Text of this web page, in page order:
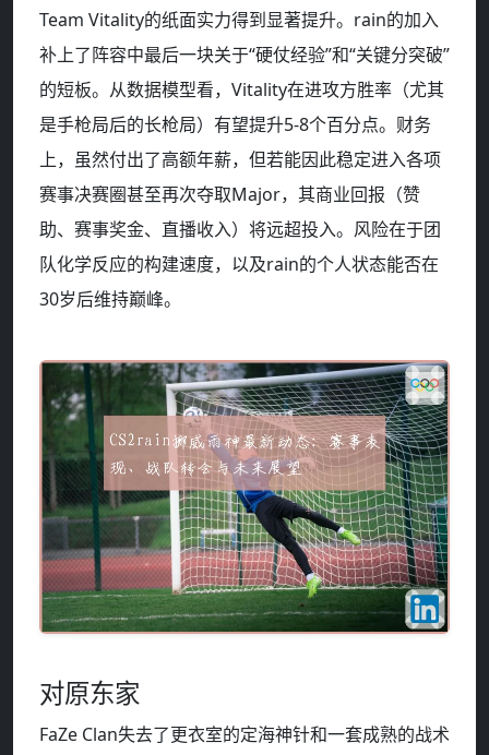
Team Vitality的纸面实力得到显著提升。rain的加入
补上了阵容中最后一块关于“硬仗经验”和“关键分突破”
的短板。从数据模型看，Vitality在进攻方胜率（尤其
是手枪局后的长枪局）有望提升5-8个百分点。财务
上，虽然付出了高额年薪，但若能因此稳定进入各项
赛事决赛圈甚至再次夺取Major，其商业回报（赞
助、赛事奖金、直播收入）将远超投入。风险在于团
队化学反应的构建速度，以及rain的个人状态能否在
30岁后维持巅峰。
对原东家
FaZe Clan失去了更衣室的定海神针和一套成熟的战术